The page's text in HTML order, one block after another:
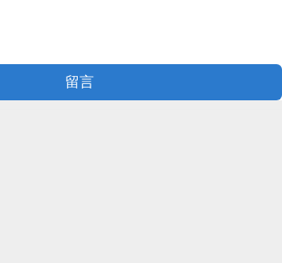
留言